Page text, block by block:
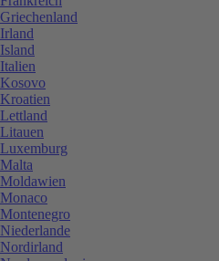
Griechenland
Irland
Island
Italien
Kosovo
Kroatien
Lettland
Litauen
Luxemburg
Malta
Moldawien
Monaco
Montenegro
Niederlande
Nordirland